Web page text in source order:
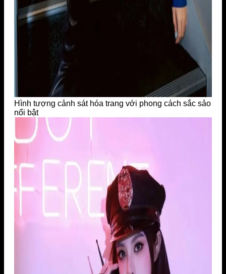
Hình tượng cảnh sát hóa trang với phong cách sắc sảo
nổi bật